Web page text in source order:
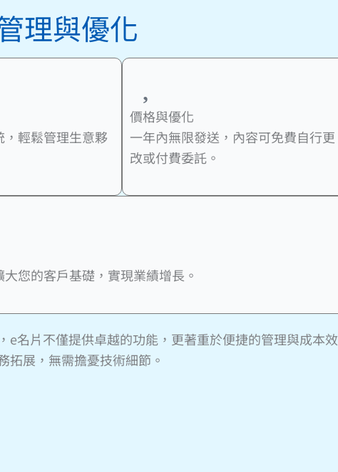
理與優化
輕鬆管理生意夥
價格與優化
一年內無限發送，內容可免費自行更
改或付費委託。
您的客戶基礎，實現業績增長。
e名片不僅提供卓越的功能，更著重於便捷的管理與成本效
拓展，無需擔憂技術細節。